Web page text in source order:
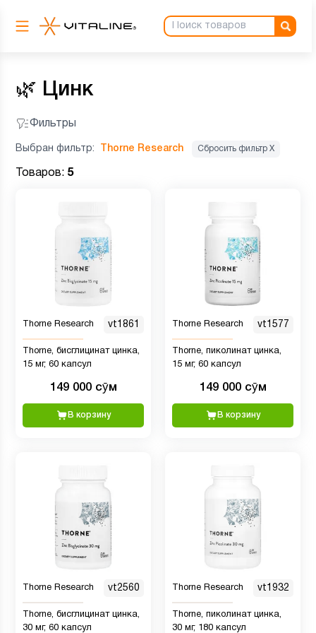
🌿 Цинк
Фильтры
Выбран фильтр: Thorne Research Сбросить фильтр Х
Товаров: 5
Thorne Research vt1861
Thorne, бисглицинат цинка,
15 мг, 60 капсул
149 000 сӯм
В корзину
Thorne Research vt1577
Thorne, пиколинат цинка,
15 мг, 60 капсул
149 000 сӯм
В корзину
Thorne Research vt2560
Thorne, бисглицинат цинка,
30 мг, 60 капсул
Thorne Research vt1932
Thorne, пиколинат цинка,
30 мг, 180 капсул